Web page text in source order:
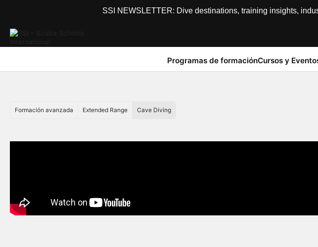
SSI NEWSLETTER: Dive destinations, training insights,
Programas de formaciónCursos y
Formación avanzada Extended Range Cave Diving